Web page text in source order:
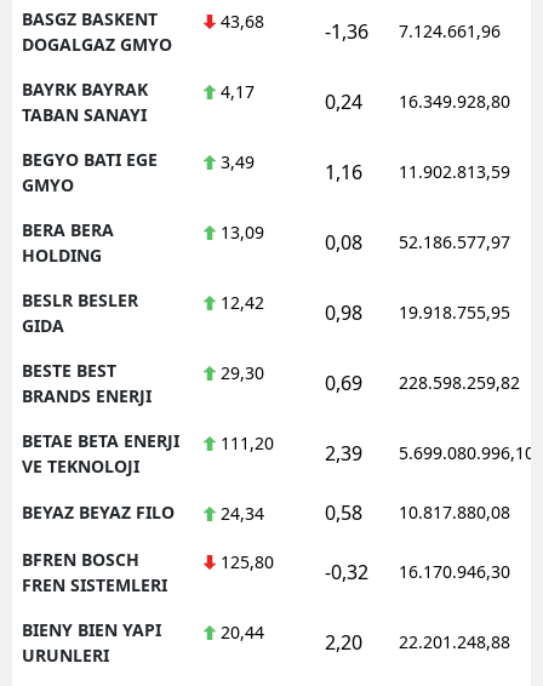
BASGZ BASKENT
DOGALGAZ GMYO
43,68 -1,36 7.124.661,96
BAYRK BAYRAK
TABAN SANAYI
4,17 0,24 16.349.928,80
BEGYO BATI EGE
GMYO
3,49 1,16 11.902.813,59
BERA BERA
HOLDING
13,09 0,08 52.186.577,97
BESLR BESLER
GIDA
12,42 0,98 19.918.755,95
BESTE BEST
BRANDS ENERJI
29,30 0,69 228.598.259,82
BETAE BETA ENERJI
VE TEKNOLOJI
111,20 2,39 5.699.080.996,10
BEYAZ BEYAZ FILO 24,34 0,58 10.817.880,08
BFREN BOSCH
FREN SISTEMLERI
125,80 -0,32 16.170.946,30
BIENY BIEN YAPI
URUNLERI
20,44 2,20 22.201.248,88